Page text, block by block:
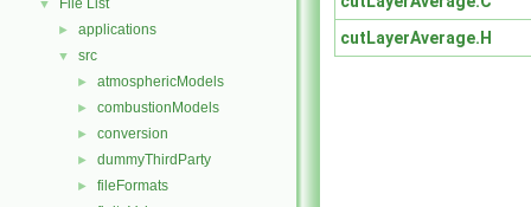
▼ File List
► applications
▼ src
► atmosphericModels
► combustionModels
► conversion
► dummyThirdParty
► fileFormats
cutLayerAverage.H